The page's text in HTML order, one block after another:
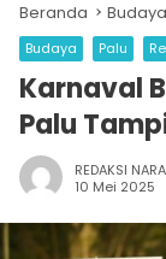
Beranda Budaya
Budaya Palu
Karnaval
Palu
REDAKSI
10 Mei 2025